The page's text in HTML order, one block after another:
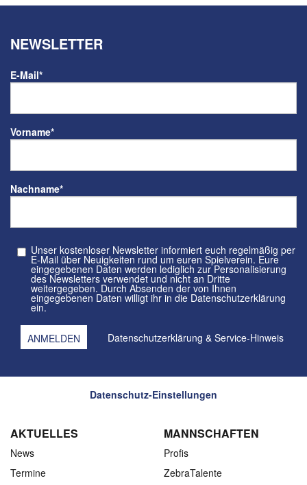
NEWSLETTER
E-Mail*
Vorname*
Nachname*
Unser kostenloser Newsletter informiert euch regelmäßig per
E-Mail über Neuigkeiten rund um euren Spielverein. Eure
eingegebenen Daten werden lediglich zur Personalisierung
des Newsletters verwendet und nicht an Dritte
weitergegeben. Durch Absenden der von Ihnen
eingegebenen Daten willigt ihr in die Datenschutzerklärung
ein.
Datenschutzerklärung & Service-Hinweis
Datenschutz-Einstellungen
AKTUELLES
News
Termine
MANNSCHAFTEN
Profis
ZebraTalente